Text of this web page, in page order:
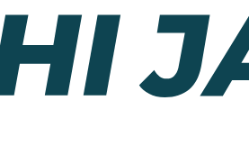
ବନ୍ଧୁ ଡଃ ସତ୍ୟ